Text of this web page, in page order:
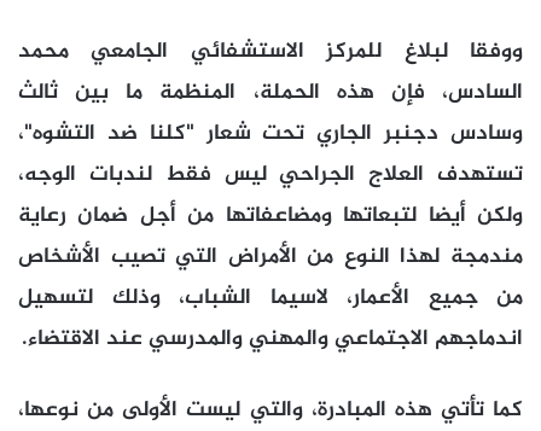
ووفقا لبلاغ للمركز الاستشفائي الجامعي محمد
السادس، فإن هذه الحملة، المنظمة ما بين ثالث
وسادس دجنبر الجاري تحت شعار "كلنا ضد التشوه"،
تستهدف العلاج الجراحي ليس فقط لندبات الوجه،
ولكن أيضا لتبعاتها ومضاعفاتها من أجل ضمان رعاية
مندمجة لهذا النوع من الأمراض التي تصيب الأشخاص
من جميع الأعمار، لاسيما الشباب، وذلك لتسهيل
اندماجهم الاجتماعي والمهني والمدرسي عند الاقتضاء.
كما تأتي هذه المبادرة، والتي ليست الأولى من نوعها،